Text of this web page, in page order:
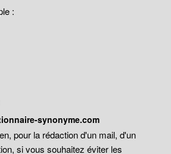
:
synonyme.com
pour la rédaction d'un mail, d'un
si vous souhaitez éviter les